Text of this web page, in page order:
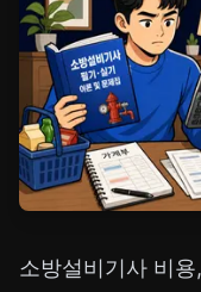
소방설비기사 비